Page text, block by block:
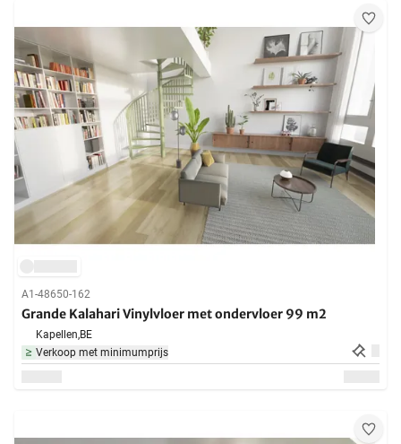
A1-48650-162
Grande Kalahari Vinylvloer met ondervloer 99 m2
Kapellen,BE
Verkoop met minimumprijs